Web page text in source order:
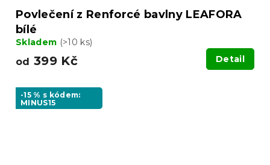
Povlečení z Renforcé bavlny LEAFORA
bílé
Skladem (>10 ks)
od 399 Kč Detail
-15 % s kódem:
MINUS15